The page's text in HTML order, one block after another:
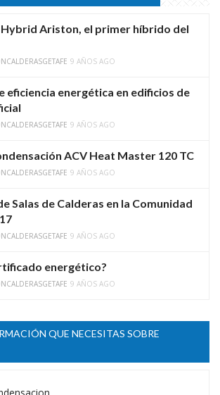
Ariston, el primer híbrido del
9 AÑOS AGO
eficiencia energética en edificios de
9 AÑOS AGO
ACV Heat Master 120 TC
9 AÑOS AGO
Salas de Calderas en la Comunidad
9 AÑOS AGO
energético?
9 AÑOS AGO
QUE NECESITAS SOBRE